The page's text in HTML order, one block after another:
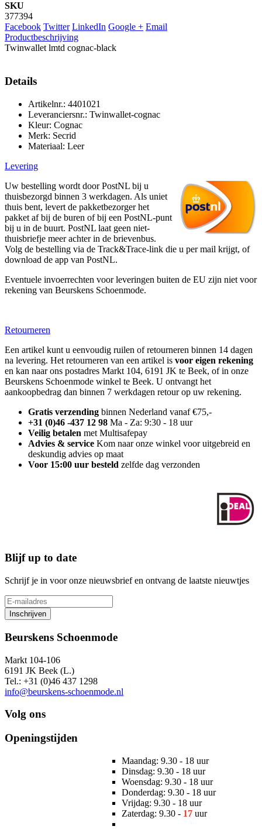
SKU
377394
Facebook Twitter LinkedIn Google + Email
Productbeschrijving
Twinwallet lmtd cognac-black
Details
Artikelnr.: 4401021
Leveranciersnr.: Twinwallet-cognac
Kleur: Cognac
Merk: Secrid
Materiaal: Leer
Levering
Uw bestelling wordt door PostNL bij u
thuisbezorgd binnen 3 werkdagen. Als uniet
thuis bent, levert de pakketbezorger het
pakket af bij de buren of bij een PostNL-punt
bij u in de buurt. PostNL laat geen niet-
thuisbriefje meer achter in de brievenbus.
Volg de bestelling via de Track&Trace-link die u per mail krijgt, of
download de app van PostNL.
Eventuele invoerrechten voor leveringen buiten de EU zijn niet voor
rekening van Beurskens Schoenmode.
Retourneren
Een artikel kunt u eenvoudig ruilen of retourneren binnen 14 dagen
na levering. Het retourneren van een artikel is voor eigen rekening
en kan naar ons postadres Markt 104, 6191 JK te Beek, of in onze
Beurskens Schoenmode winkel te Beek. U ontvangt het
aankoopbedrag dan binnen 7 werkdagen retour op uw rekening.
Gratis verzending binnen Nederland vanaf €75,-
+31 (0)46 -437 12 98 Ma - Za: 9:30 - 18 uur
Veilig betalen met Multisafepay
Advies & service Kom naar onze winkel voor uitgebreid en
deskundig advies op maat
Voor 15:00 uur besteld zelfde dag verzonden
Blijf up to date
Schrijf je in voor onze nieuwsbrief en ontvang de laatste nieuwtjes
Inschrijven
Beurskens Schoenmode
Markt 104-106
6191 JK Beek (L.)
Tel.: +31 (0)46 437 1298
info@beurskens-schoenmode.nl
Volg ons
Openingstijden
Maandag: 9.30 - 18 uur
Dinsdag: 9.30 - 18 uur
Woensdag: 9.30 - 18 uur
Donderdag: 9.30 - 18 uur
Vrijdag: 9.30 - 18 uur
Zaterdag: 9.30 - 17 uur